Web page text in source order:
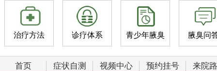
治疗方法 诊疗体系 青少年腋臭 腋臭问
首页 症状自测 视频中心 预约挂号 来院